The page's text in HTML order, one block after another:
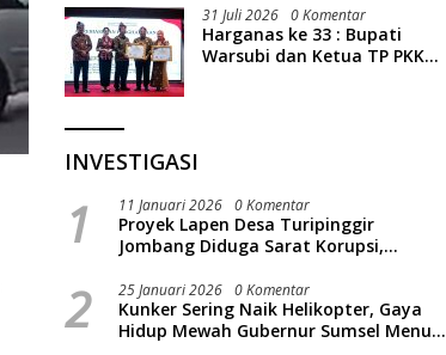
31 Juli 2026 0 Komentar
Harganas ke 33 : Bupati
Warsubi dan Ketua TP PKK
INVESTIGASI
1 11 Januari 2026 0 Komentar
Proyek Lapen Desa Turipinggir
Jombang Diduga Sarat Korupsi,
2 25 Januari 2026 0 Komentar
Kunker Sering Naik Helikopter, Gaya
Hidup Mewah Gubernur Sumsel Menuai